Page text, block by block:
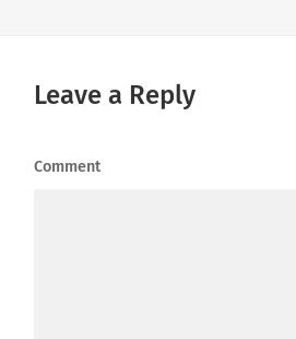
Leave a Reply
Comment